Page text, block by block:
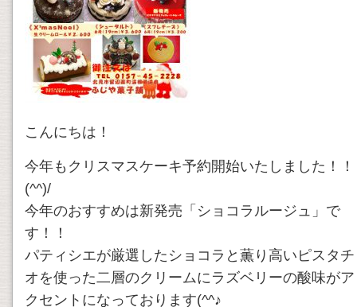
こんにちは！
今年もクリスマスケーキ予約開始いたしました！！
(^^)/
今年のおすすめは新発売「ショコラルージュ」で
す！！
パティシエが厳選したショコラと薫り高いピスタチ
オを使った二層のクリームにラズベリーの酸味がア
クセントになっております(^^♪